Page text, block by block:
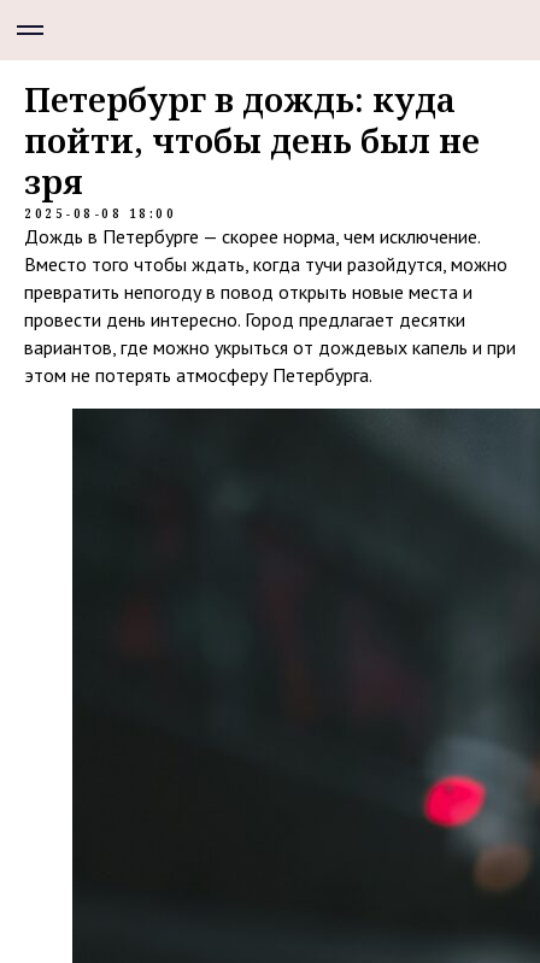
Петербург в дождь: куда
пойти, чтобы день был не
зря
2025-08-08 18:00
Дождь в Петербурге — скорее норма, чем исключение.
Вместо того чтобы ждать, когда тучи разойдутся, можно
превратить непогоду в повод открыть новые места и
провести день интересно. Город предлагает десятки
вариантов, где можно укрыться от дождевых капель и при
этом не потерять атмосферу Петербурга.